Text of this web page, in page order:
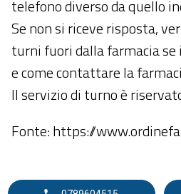
telefono diverso da quello
Se non si riceve risposta,
turni fuori dalla farmacia
e come contattare la
Il servizio di turno è
Fonte: https://